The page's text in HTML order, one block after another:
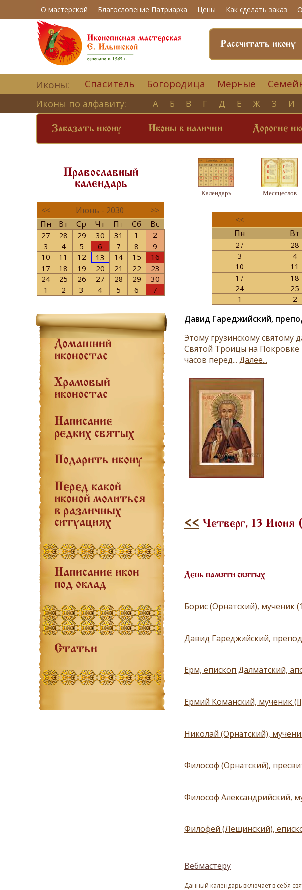
О мастерской Благословение Патриарха Цены Как сделать заказ
Рассчитать икону
Иконы: Спаситель Богородица Мерные
Иконы по алфавиту: А Б В Г Д Е Ж З И
Заказать икону Иконы в наличии Дорогие
Православный
календарь
<< Июнь - 2030
>>
Пн
Вт Ср Чт Пт Сб Вс
27 28 29 30 31 1
2
3
4 5 6 7 8
9
10
11 12 13 14 15
16
17
18 19 20 21 22
23
24
25 26 27 28 29
30
1
2 3 4 5 6 7
Домашний
иконостас
Храмовый
иконостас
Написание
редких святых
Подарить икону
Перед какой
иконой молиться
в различных
ситуациях
Написание икон
под оклад
Статьи
Календарь Месяцеслов
<<
Пн
Вт
27 28
3
4
10
11
17
18
24
25
1
2
Давид Гареджийский,
Этому грузинскому святому
Святой Троицы на Покровке
часов перед... Далее...
<< Четверг, 13 Июня
День памяти святых
Борис (Орнатский), мученик
Давид Гареджийский,
Ерм, епископ Далматский,
Ермий Команский, мученик
Николай (Орнатский),
Философ (Орнатский),
Философ Александрийский,
Филофей (Лещинский),
Вебмастеру
Данный календарь включает в себя